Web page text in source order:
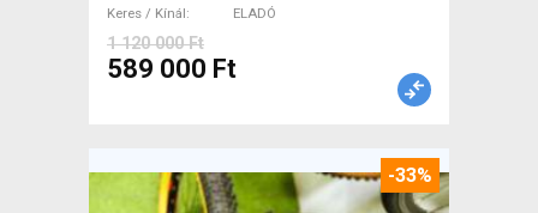
Keres / Kínál
ELADÓ
1 120 000 Ft
589 000 Ft
-33%